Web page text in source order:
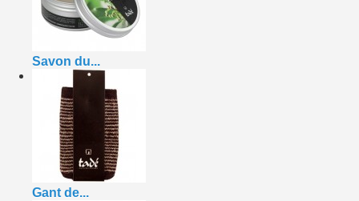
Savon du...
Gant de...